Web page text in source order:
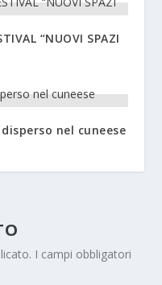
“NUOVI SPAZI
nel cuneese
I campi obbligatori